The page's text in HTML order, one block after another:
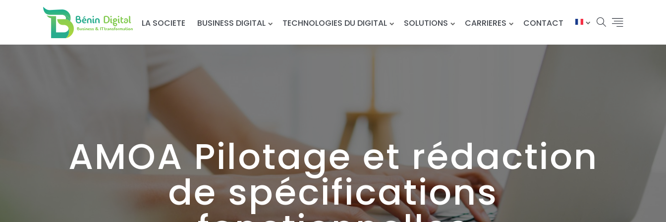
LA SOCIETE BUSINESS DIGITAL TECHNOLOGIES DU DIGITAL SOLUTIONS CARRIERES CONTACT
AMOA Pilotage et rédaction
de spécifications